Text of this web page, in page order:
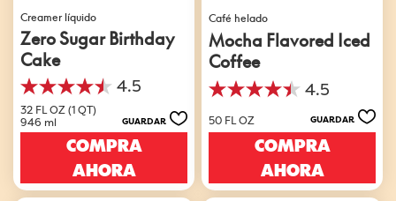
Creamer líquido
Zero Sugar Birthday
Cake
4.5
4.5
de
5
estrellas.
32 FL OZ (1 QT)
946 ml
GUARDAR
COMPRA
AHORA
Café helado
Mocha Flavored Iced
Coffee
4.5
4.5
5
estrellas.
50 FL OZ GUARDAR
COMPRA
AHORA